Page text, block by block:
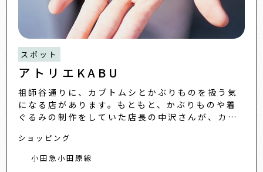
スポット
アトリエKABU
祖師谷通りに、カブトムシとかぶりものを扱う気
になる店があります。もともと、かぶりものや着
ぐるみの制作をしていた店長の中沢さんが、カブ
100種類以上の品種を取り
ショッピング
小田急小田原線